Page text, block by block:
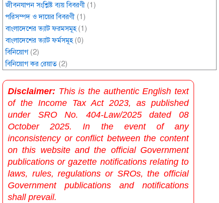
জীবনযাপন সংশ্লিষ্ট ব্যয় বিবরণী (1)
পরিসম্পদ ও দায়ের বিবরণী (1)
বাংলাদেশের ভ্যাট ফরমসমূহ(1)
বাংলাদেশের ভ্যাট ফর্মসমূহ(0)
বিনিয়োগ(2)
বিনিয়োগ কর রেয়াত(2)
Disclaimer: This is the authentic English text
of the Income Tax Act 2023, as published
under SRO No. 404-Law/2025 dated 08
October 2025. In the event of any
inconsistency or conflict between the content
on this website and the official Government
publications or gazette notifications relating to
laws, rules, regulations or SROs, the official
Government publications and notifications
shall prevail.